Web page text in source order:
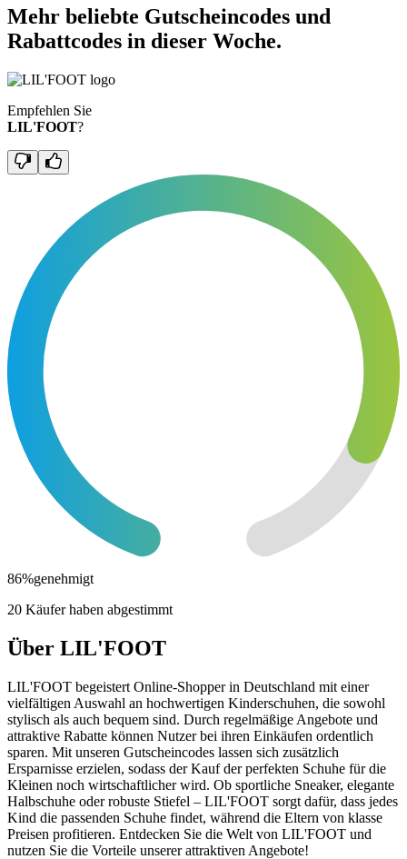
Mehr beliebte Gutscheincodes und
Rabattcodes in dieser Woche.
Empfehlen Sie
LIL'FOOT?
86%genehmigt
20 Käufer haben abgestimmt
Über LIL'FOOT
LIL'FOOT begeistert Online-Shopper in Deutschland mit einer
vielfältigen Auswahl an hochwertigen Kinderschuhen, die sowohl
stylisch als auch bequem sind. Durch regelmäßige Angebote und
attraktive Rabatte können Nutzer bei ihren Einkäufen ordentlich
sparen. Mit unseren Gutscheincodes lassen sich zusätzlich
Ersparnisse erzielen, sodass der Kauf der perfekten Schuhe für die
Kleinen noch wirtschaftlicher wird. Ob sportliche Sneaker, elegante
Halbschuhe oder robuste Stiefel – LIL'FOOT sorgt dafür, dass jedes
Kind die passenden Schuhe findet, während die Eltern von klasse
Preisen profitieren. Entdecken Sie die Welt von LIL'FOOT und
nutzen Sie die Vorteile unserer attraktiven Angebote!